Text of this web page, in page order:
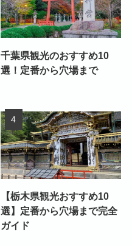
千葉県観光のおすすめ10
選！定番から穴場まで
【栃木県観光おすすめ10
選】定番から穴場まで完全
ガイド